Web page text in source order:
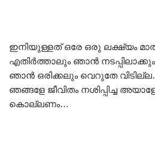
ഇനിയുള്ളത് ഒരേ ഒരു ലക്ഷ്യം
എതിർത്താലും ഞാൻ
ഞാൻ ഒരിക്കലും വെറുതേ
ഞങ്ങളേ ജീവിതം നശിപ്പിച്ച
കൊല്ലണം…